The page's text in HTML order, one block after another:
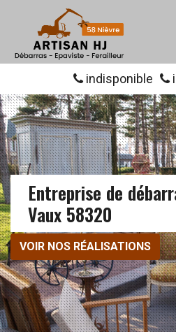
indisponible
Entreprise de
Vaux 58320
VOIR NOS RÉALISATIONS